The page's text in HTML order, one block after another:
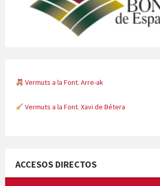
Vermuts a la Font. Arre-ak
Vermuts a la Font. Xavi de Bétera
ACCESOS DIRECTOS